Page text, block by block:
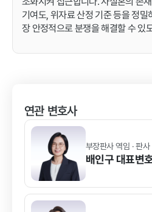
기여도, 위자료 산정 기준 등을 정
장 안정적으로 분쟁을 해결할 수 있
연관 변호사
부장판사 역임 · 판사
배인구 대표변